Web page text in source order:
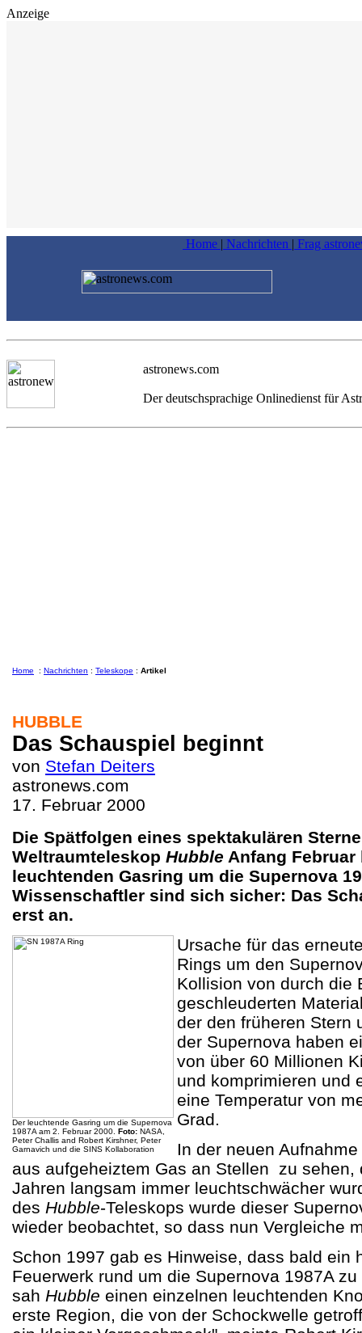
Anzeige
Home | Nachrichten | Frag
astronews.com
Der deutschsprachige Onlinedienst für
Home : Nachrichten : Teleskope : Artikel
HUBBLE
Das Schauspiel beginnt
von Stefan Deiters
astronews.com
17. Februar 2000
Die Spätfolgen eines spektakulären
Weltraumteleskop Hubble Anfang
leuchtenden Gasring um die Supernova
Wissenschaftler sind sich sicher: Das
erst an.
Der leuchtende Gasring um die Supernova
1987A am 2. Februar 2000. Foto: NASA,
Peter Challis and Robert Kirshner, Peter
Garnavich und die SINS Kollaboration
Ursache für das
Rings um den
Kollision von durch die
geschleuderten
der den früheren Stern
der Supernova haben
von über 60 Millionen
und komprimieren und
eine Temperatur von
Grad.
In der neuen
aus aufgeheiztem Gas an Stellen zu sehen,
Jahren langsam immer leuchtschwächer
des Hubble-Teleskops wurde dieser
wieder beobachtet, so dass nun Vergleiche
Schon 1997 gab es Hinweise, dass bald ein
Feuerwerk rund um die Supernova 1987A
sah Hubble einen einzelnen leuchtenden
erste Region, die von der Schockwelle